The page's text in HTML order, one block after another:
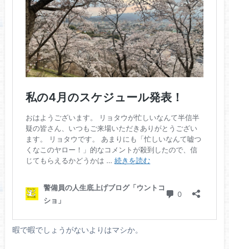
暇で暇でしょうがないよりはマシか。